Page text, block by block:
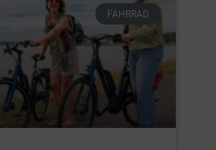
FAHRRAD